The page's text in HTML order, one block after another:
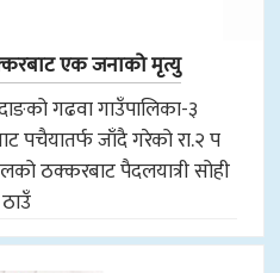
एक जनाको मृत्यु
गढवा गाउँपालिका-३
पचैयातर्फ जाँदै गरेको रा.२ प
ठक्करबाट पैदलयात्री सोही
ठाउँ